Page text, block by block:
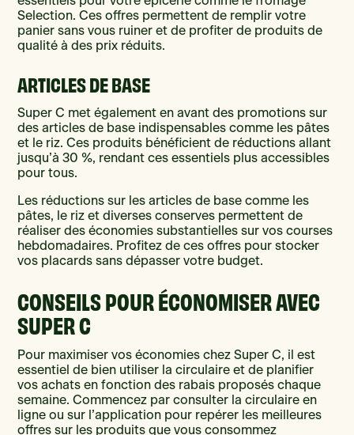
Selection. Ces offres permettent de remplir votre
panier sans vous ruiner et de profiter de produits de
qualité à des prix réduits.
ARTICLES DE BASE
Super C met également en avant des promotions sur
des articles de base indispensables comme les pâtes
et le riz. Ces produits bénéficient de réductions allant
jusqu’à 30 %, rendant ces essentiels plus accessibles
pour tous.
Les réductions sur les articles de base comme les
pâtes, le riz et diverses conserves permettent de
réaliser des économies substantielles sur vos courses
hebdomadaires. Profitez de ces offres pour stocker
vos placards sans dépasser votre budget.
CONSEILS POUR ÉCONOMISER AVEC
SUPER C
Pour maximiser vos économies chez Super C, il est
essentiel de bien utiliser la circulaire et de planifier
vos achats en fonction des rabais proposés chaque
semaine. Commencez par consulter la circulaire en
ligne ou sur l’application pour repérer les meilleures
offres sur les produits que vous consommez